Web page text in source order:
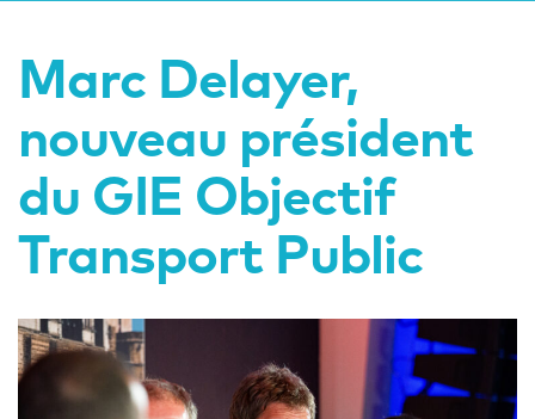
Marc Delayer,
nouveau président
du GIE Objectif
Transport Public